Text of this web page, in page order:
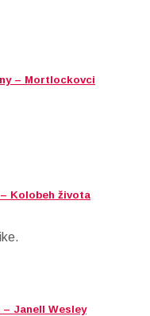
– Mortlockovci
– Kolobeh života
– Janell Wesley